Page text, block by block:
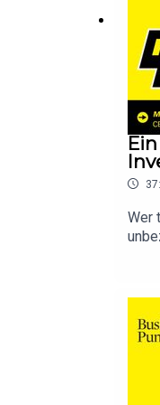
🎧 Jetzt
Wer